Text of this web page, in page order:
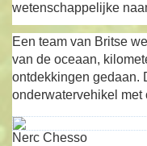
wetenschappelijke
Een team van Britse
van de oceaan,
ontdekkingen gedaan.
onderwatervehikel met
Nerc Chesso